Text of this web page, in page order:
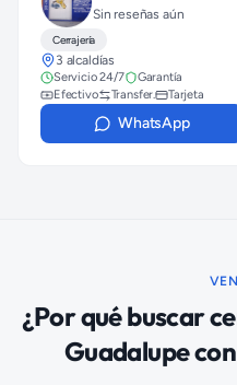
Sin reseñas aún
Cerrajería
3 alcaldías
Servicio 24/7
Garantía
Efectivo
Transfer. Tarjeta
WhatsApp
¿Por qué buscar
Guadalupecon